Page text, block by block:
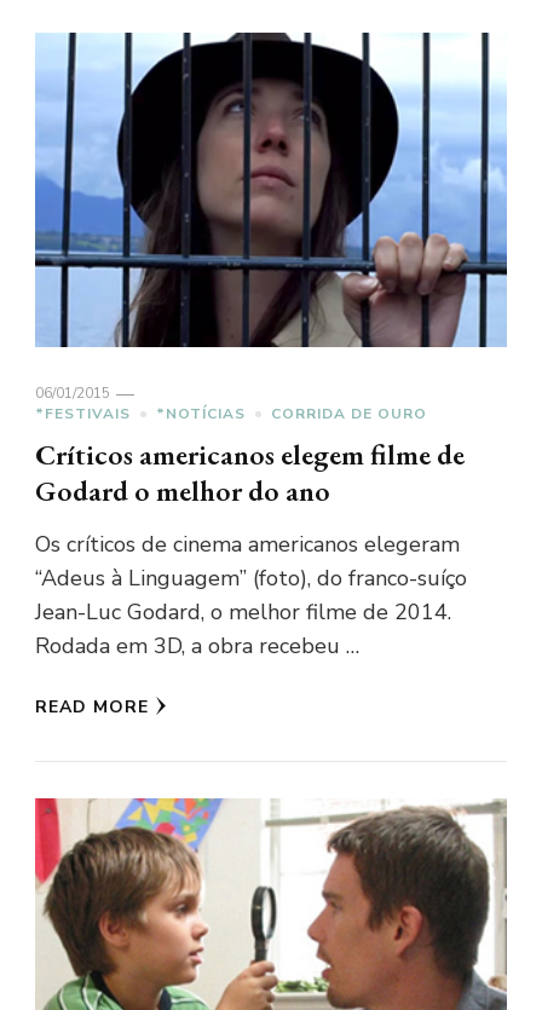
06/01/2015
*FESTIVAIS
*NOTÍCIAS CORRIDA DE OURO
Críticos americanos elegem filme de
Godard o melhor do ano
Os críticos de cinema americanos elegeram
“Adeus à Linguagem” (foto), do franco-suíço
Jean-Luc Godard, o melhor filme de 2014.
Rodada em 3D, a obra recebeu …
READ MORE